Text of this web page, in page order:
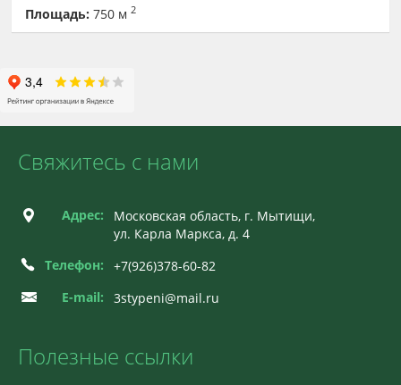
Площадь: 750 м2
Свяжитесь с нами
Адрес:
Московская область, г. Мытищи,
ул. Карла Маркса, д. 4
Телефон:
+7(926)378-60-82
E-mail:
3stypeni@mail.ru
Полезные ссылки